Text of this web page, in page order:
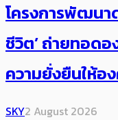
โครงการพัฒนา
ชีวิต’ ถ่ายทอด
ความยั่งยืนให้อ
SKY2 August 2026